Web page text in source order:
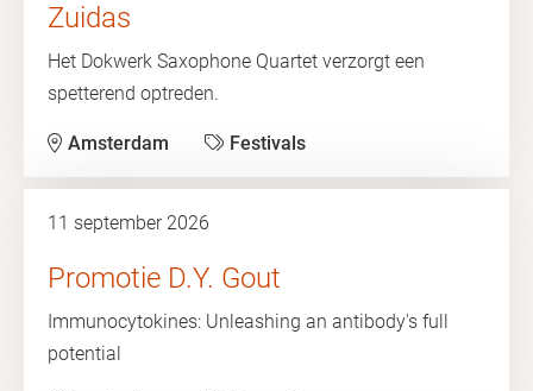
Zuidas
Het Dokwerk Saxophone Quartet verzorgt een
spetterend optreden.
Amsterdam Festivals
11 september 2026
Promotie D.Y. Gout
Immunocytokines: Unleashing an antibody's full
potential